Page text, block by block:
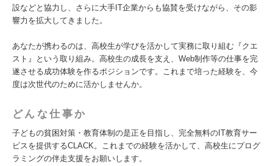
設などと協力し、さらに大手IT企業からも協賛を受けながら、その影
響力を拡大してきました。
あなたが携わるのは、高校生が学びを活かして実務に取り組む『クエ
スト』という取り組み。高校生の成長を支え、Web制作等の仕事を完
遂させる成功体験を作るポジションです。これまで培った経験を、今
度は次世代のために活かしませんか。
どんな仕事か
子どもの貧困対策・教育体制の是正を目指し、完全無料のIT教育サー
ビスを提供するCLACK。これまでの経験を活かして、高校生にプログ
ラミングの伴走支援をお願いします。